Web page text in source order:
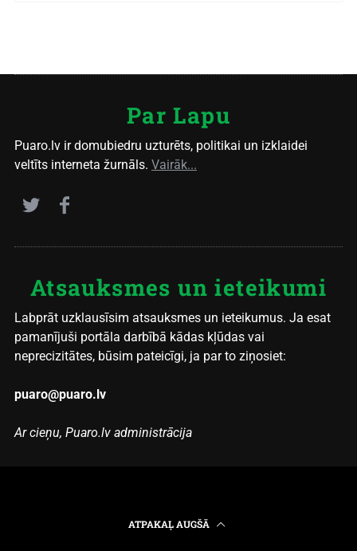
Par Lapu
Puaro.lv ir domubiedru uzturēts, politikai un izklaidei
veltīts interneta žurnāls. Vairāk...
Atsauksmes un ieteikumi
Labprāt uzklausīsim atsauksmes un ieteikumus. Ja esat
pamanījuši portāla darbībā kādas kļūdas vai
neprecizitātes, būsim pateicīgi, ja par to ziņosiet:
puaro@puaro.lv
Ar cieņu, Puaro.lv administrācija
ATPAKAĻ AUGŠĀ